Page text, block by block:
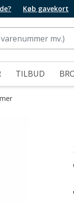
Køb gavekort
TILBUD